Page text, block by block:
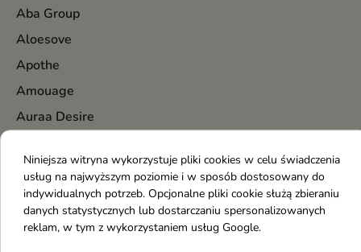
Aba Group
Aloesove
Apothe
Amouage
Auraa Desire
AA Wings of Color
Abercrombie & Fitch
Abib
Niniejsza witryna wykorzystuje pliki cookies w celu świadczenia
usług na najwyższym poziomie i w sposób dostosowany do
indywidualnych potrzeb. Opcjonalne pliki cookie służą zbieraniu
danych statystycznych lub dostarczaniu spersonalizowanych
reklam, w tym z wykorzystaniem usług Google.